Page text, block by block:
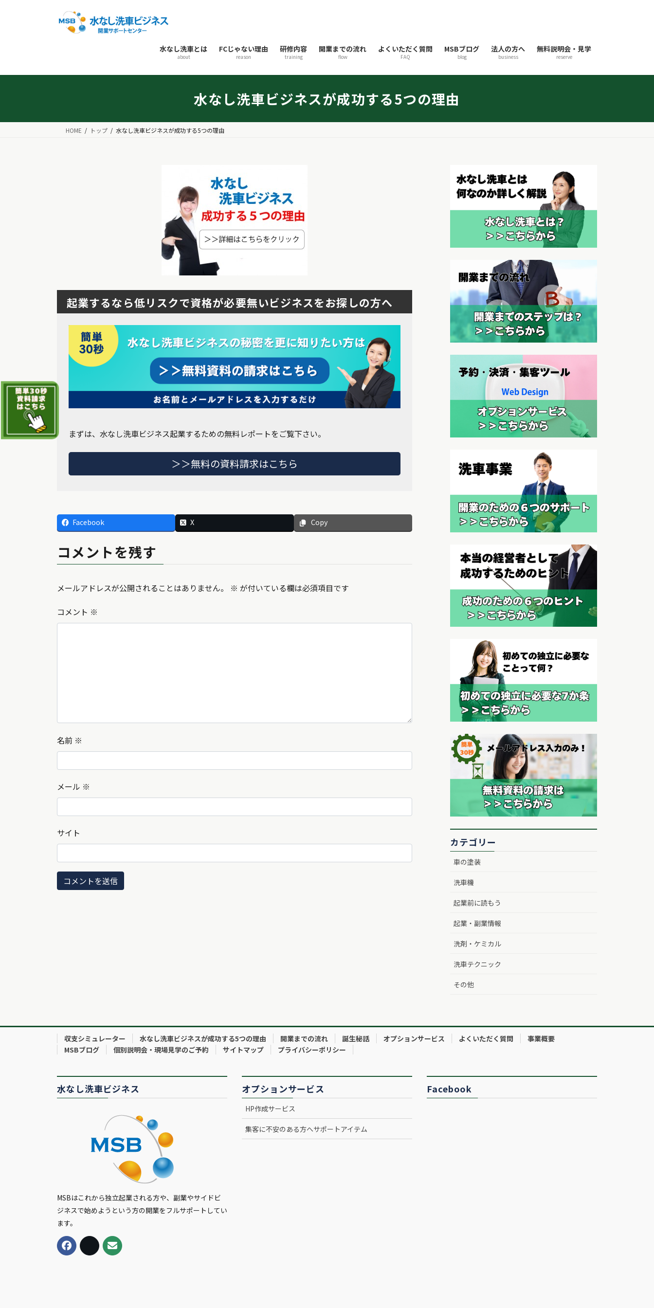
ス
ン
水なし洗車とは
about
FCじゃない理由
reason
研修内容
training
開業までの流れ
flow
よくいただく質問
FAQ
MSBブログ
blog
法人の方へ
business
無料説明会・見学
reserve
水なし洗車ビジネスが成功する5つの理由
HOME トップ 水なし洗車ビジネスが成功する5つの理由
起業するなら低リスクで資格が必要無いビジネスをお探しの方へ
まずは、水なし洗車ビジネス起業するための無料レポートをご覧下さい。
＞＞無料の資料請求はこちら
Facebook X Copy
コメントを残す
メールアドレスが公開されることはありません。 ※ が付いている欄は必須項目です
コメント ※
名前 ※
メール ※
サイト
カテゴリー
車の塗装
洗車機
起業前に読もう
起業・副業情報
洗剤・ケミカル
洗車テクニック
その他
収支シミュレーター 水なし洗車ビジネスが成功する5つの理由 開業までの流れ 誕生秘話 オプションサービス よくいただく質問
事業概要
MSBブログ
個別説明会・現場見学のご予約 サイトマップ プライバシーポリシー
水なし洗車ビジネス
MSBはこれから独立起業される方や、副業やサイドビ
ジネスで始めようという方の開業をフルサポートしてい
ます。
オプションサービス
HP作成サービス
集客に不安のある方へサポートアイテム
Facebook